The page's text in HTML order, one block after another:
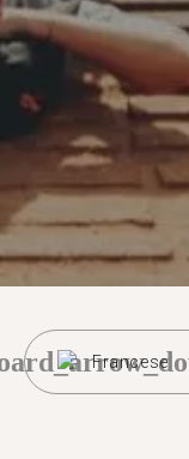
Francese